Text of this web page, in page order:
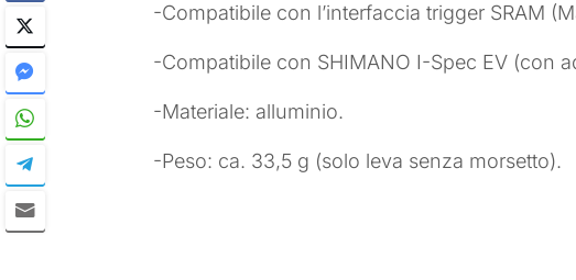
-Compatibile con l’interfaccia trigger SRAM
-Compatibile con SHIMANO I-Spec EV (con
-Materiale: alluminio.
-Peso: ca. 33,5 g (solo leva senza morsetto).